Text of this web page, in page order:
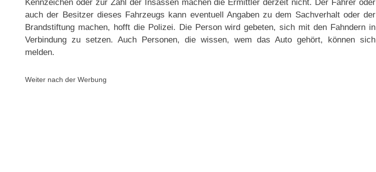
Kennzeichen oder zur Zahl der Insassen machen die Ermittler derzeit nicht. Der Fahrer oder
auch der Besitzer dieses Fahrzeugs kann eventuell Angaben zu dem Sachverhalt oder der
Brandstiftung machen, hofft die Polizei. Die Person wird gebeten, sich mit den Fahndern in
Verbindung zu setzen. Auch Personen, die wissen, wem das Auto gehört, können sich
melden.
Weiter nach der Werbung